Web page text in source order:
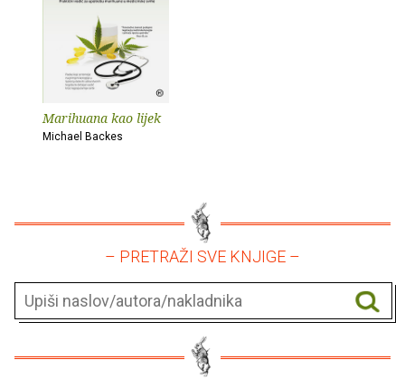
Marihuana kao lijek
Michael Backes
– PRETRAŽI SVE KNJIGE –